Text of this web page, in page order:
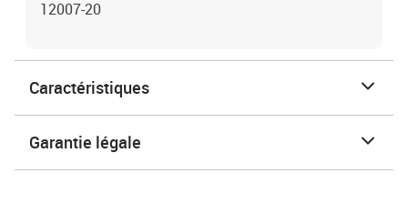
12007-20
Caractéristiques
Garantie légale